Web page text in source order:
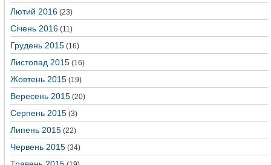
Лютий 2016 (23)
Січень 2016 (11)
Грудень 2015 (16)
Листопад 2015 (16)
Жовтень 2015 (19)
Вересень 2015 (20)
Серпень 2015 (3)
Липень 2015 (22)
Червень 2015 (34)